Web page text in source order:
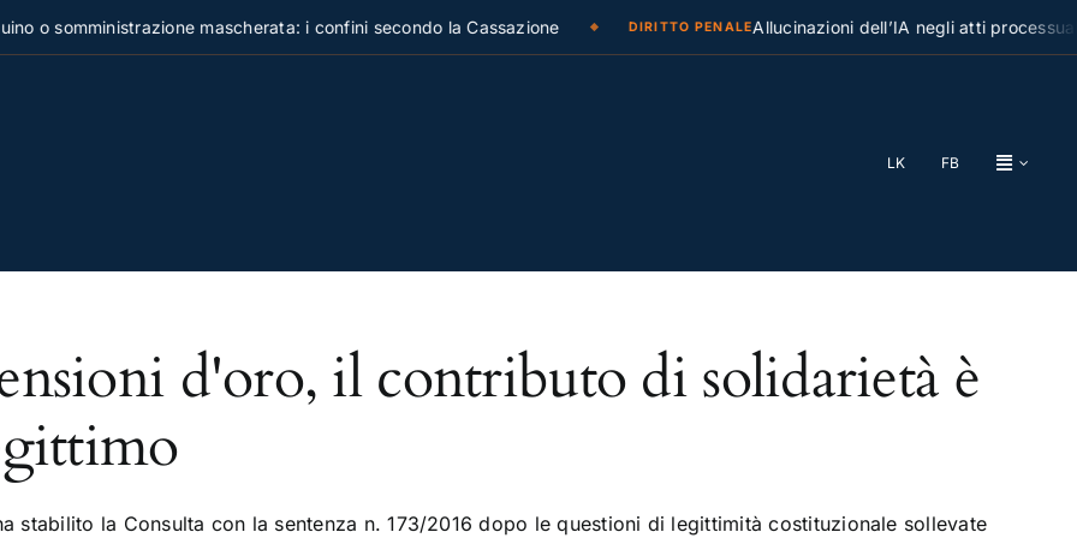
o somministrazione mascherata: i confini secondo la Cassazione DIRITTO PENALEAllucinazioni dell’IA negli atti
LK FB
d'oro, il contributo di solidarietà è
stabilito la Consulta con la sentenza n. 173/2016 dopo le questioni di legittimità costituzionale sollevate